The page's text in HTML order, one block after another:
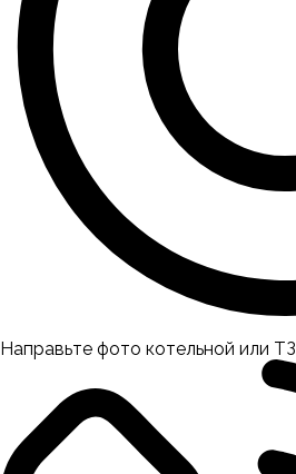
Направьте фото котельной или ТЗ